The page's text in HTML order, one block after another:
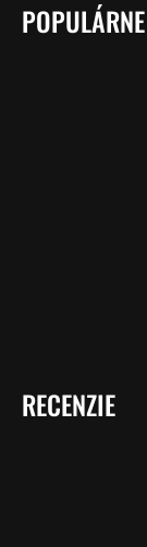
POPULÁRNE
RECENZIE